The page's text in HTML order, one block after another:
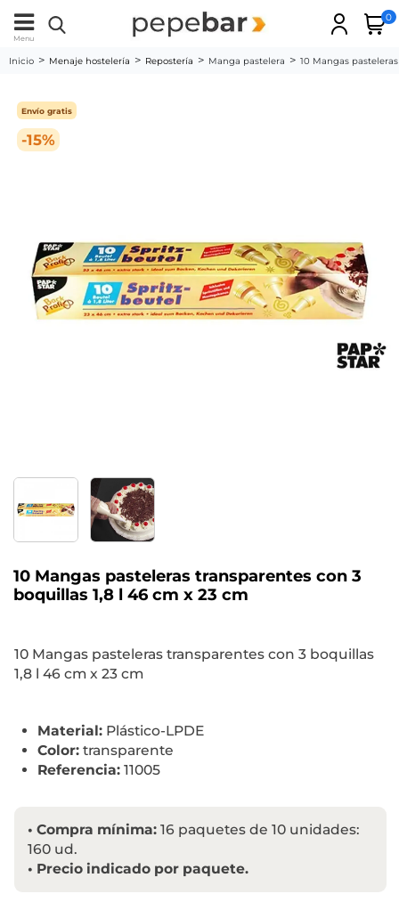
Menu
0
Inicio Menaje hostelería Repostería Manga pastelera 10 Mangas
-15%
Envío gratis
10 Mangas pasteleras transparentes con 3
boquillas 1,8 l 46 cm x 23 cm
10 Mangas pasteleras transparentes con 3 boquillas
1,8 l 46 cm x 23 cm
Material: Plástico-LPDE
Color: transparente
Referencia: 11005
• Compra mínima: 16 paquetes de 10 unidades:
160 ud.
• Precio indicado por paquete.